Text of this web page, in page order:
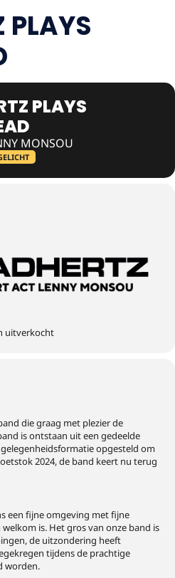
PLAYS
PLAYS
MONSOU
uitverkocht
die graag met plezier de
is ontstaan uit een gedeelde
opgesteld om
2024, de band keert nu terug
een fijne omgeving met fijne
is. Het gros van onze band is
de uitzondering heeft
tijdens de prachtige
worden.